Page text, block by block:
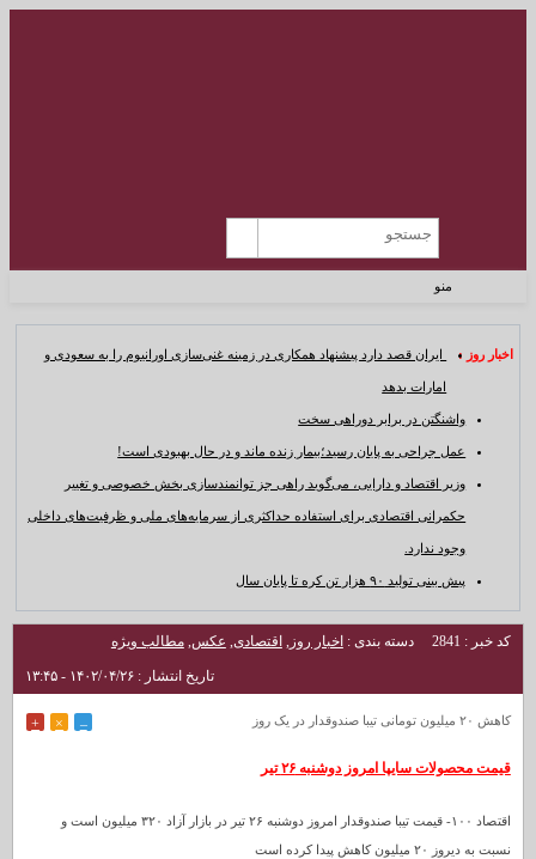
منو
اخبار روز : ایران قصد دارد پیشنهاد همکاری در زمینه غنی‌سازی اورانیوم را به سعودی و
امارات بدهد
واشنگتن در برابر دوراهی سخت
عمل جراحی به پایان رسید؛بیمار زنده ماند و در حال بهبودی است!
وزیر اقتصاد و دارایی، می‌گوید راهی جز توانمندسازی بخش خصوصی و تغییر
حکمرانی اقتصادی برای استفاده حداکثری از سرمایه‌های ملی و ظرفیت‌های داخلی
وجود ندارد.
پیش بینی تولید ۹۰ هزار تن کره تا پایان سال
کد خبر : 2841 دسته بندی : اخبار روز , اقتصادی, عکس,مطالب ویژه
تاریخ انتشار : ۱۴۰۲/۰۴/۲۶ - ۱۳:۴۵
–
×
+ کاهش ۲۰ میلیون تومانی تیبا صندوقدار در یک روز
قیمت محصولات سایپا امروز دوشنبه ۲۶ تیر
اقتصاد ۱۰۰- قیمت تیبا صندوقدار امروز دوشنبه ۲۶ تیر در بازار آزاد ۳۲۰ میلیون است و
نسبت به دیروز ۲۰ میلیون کاهش پیدا کرده است